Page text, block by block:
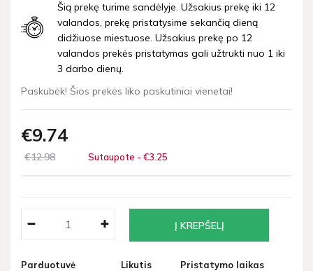
Šią prekę turime sandėlyje. Užsakius prekę iki 12
valandos, prekę pristatysime sekančią dieną
didžiuose miestuose. Užsakius prekę po 12
valandos prekės pristatymas gali užtrukti nuo 1 iki
3 darbo dienų.
Paskubėk! Šios prekės liko paskutiniai vienetai!
€9 74
€1298 Sutaupote - €3 25
Parduotuvė Likutis Pristatymo laikas